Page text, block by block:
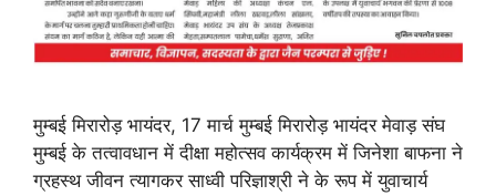
मुम्बई मिरारोड़ भायंदर, 17 मार्च मुम्बई मिरारोड़ भायंदर मेवाड़ संघ
मुम्बई के तत्वावधान में दीक्षा महोत्सव कार्यक्रम में जिनेशा बाफना ने
ग्रहस्थ जीवन त्यागकर साध्वी परिज्ञाश्री ने के रूप में युवाचार्य